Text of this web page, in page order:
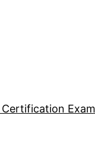
Certification